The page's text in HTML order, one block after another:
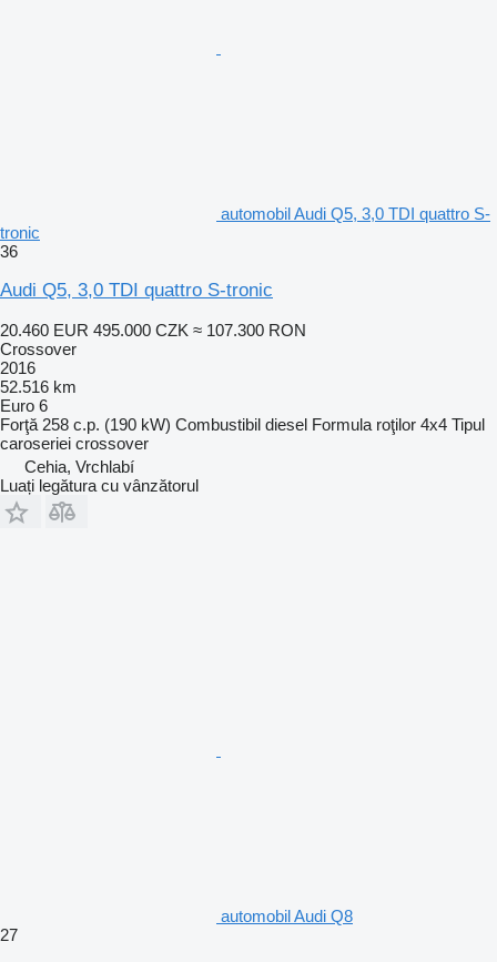
automobil Audi Q5, 3,0 TDI quattro S-
tronic
36
Audi Q5, 3,0 TDI quattro S-tronic
20.460 EUR 495.000 CZK ≈ 107.300 RON
Crossover
2016
52.516 km
Euro 6
Forţă 258 c.p. (190 kW) Combustibil diesel Formula roţilor 4x4 Tipul
caroseriei crossover
Cehia, Vrchlabí
Luați legătura cu vânzătorul
automobil Audi Q8
27